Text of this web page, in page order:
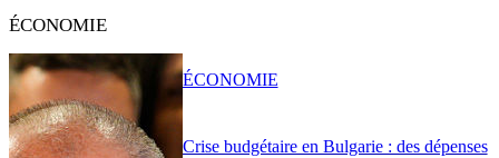
ÉCONOMIE
Crise budgétaire en Bulgarie : des dépenses
ÉCONOMIE